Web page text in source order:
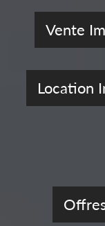
Vente
Location